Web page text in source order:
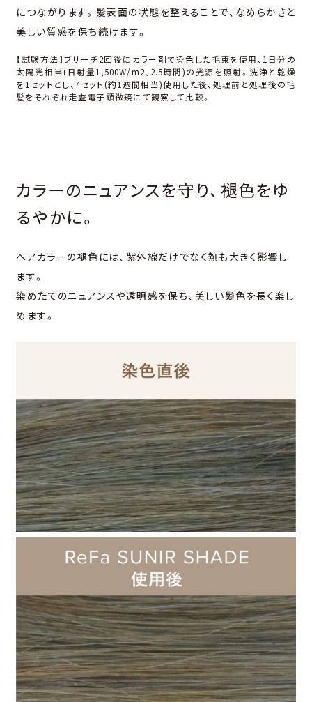
につながります。髪表⾯の状態を整えることで、なめらかさと
美しい質感を保ち続けます。
【試験方法】ブリーチ2回後にカラー剤で染⾊した⽑束を使⽤、1⽇分の
太陽光相当(⽇射量1,500W/m2、2.5時間)の光源を照射。洗浄と乾燥
を1セットとし、7セット(約1週間相当)使⽤した後、処理前と処理後の⽑
髪をそれぞれ走査電子顕微鏡にて観察して比較。
カラーのニュアンスを守り、褪⾊をゆ
るやかに。
ヘアカラーの褪⾊には、紫外線だけでなく熱も⼤きく影響し
ます。
染めたてのニュアンスや透明感を保ち、美しい髪⾊を⻑く楽し
めます。